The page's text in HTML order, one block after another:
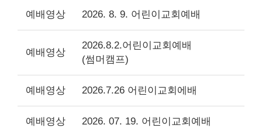
예배영상 2026. 8. 9. 어린이교회예배
예배영상
2026.8.2.어린이교회예배
(썸머캠프)
예배영상 2026.7.26 어린이교회에배
예배영상 2026. 07. 19. 어린이교회예배